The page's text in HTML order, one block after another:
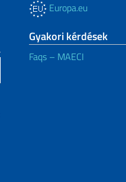
Europa.eu
Gyakori kérdések
Faqs – MAECI